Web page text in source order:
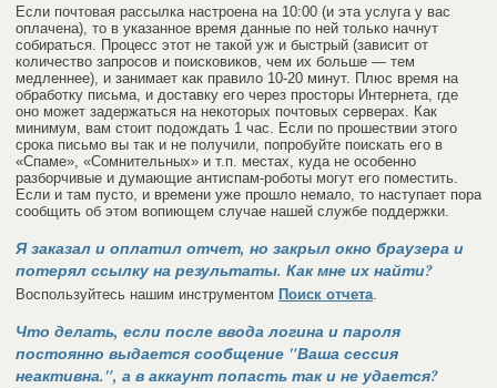
Если почтовая рассылка настроена на 10:00 (и эта услуга у вас
оплачена), то в указанное время данные по ней только начнут
собираться. Процесс этот не такой уж и быстрый (зависит от
количество запросов и поисковиков, чем их больше — тем
медленнее), и занимает как правило 10-20 минут. Плюс время на
обработку письма, и доставку его через просторы Интернета, где
оно может задержаться на некоторых почтовых серверах. Как
минимум, вам стоит подождать 1 час. Если по прошествии этого
срока письмо вы так и не получили, попробуйте поискать его в
«Спаме», «Сомнительных» и т.п. местах, куда не особенно
разборчивые и думающие антиспам-роботы могут его поместить.
Если и там пусто, и времени уже прошло немало, то наступает пора
сообщить об этом вопиющем случае нашей службе поддержки.
Я заказал и оплатил отчет, но закрыл окно браузера и
потерял ссылку на результаты. Как мне их найти?
Воспользуйтесь нашим инструментом Поиск отчета.
Что делать, если после ввода логина и пароля
постоянно выдается сообщение "Ваша сессия
неактивна.", а в аккаунт попасть так и не удается?